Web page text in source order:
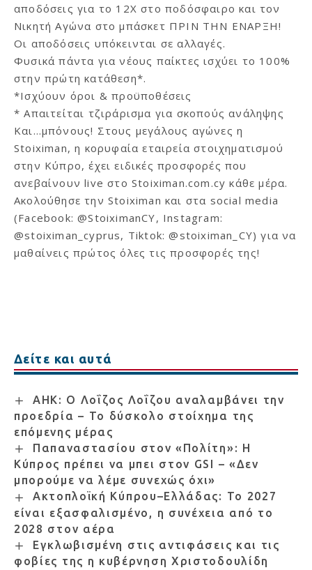
αποδόσεις για το 12Χ στο ποδόσφαιρο και τον
Νικητή Αγώνα στο μπάσκετ ΠΡΙΝ ΤΗΝ ΕΝΑΡΞΗ!
Οι αποδόσεις υπόκεινται σε αλλαγές.
Φυσικά πάντα για νέους παίκτες ισχύει το 100%
στην πρώτη κατάθεση*.
*Ισχύουν όροι & προϋποθέσεις
* Απαιτείται τζιράρισμα για σκοπούς ανάληψης
Και…μπόνους! Στους μεγάλους αγώνες η
Stoiximan, η κορυφαία εταιρεία στοιχηματισμού
στην Κύπρο, έχει ειδικές προσφορές που
ανεβαίνουν live στο Stoiximan.com.cy κάθε μέρα.
Ακολούθησε την Stoiximan και στα social media
(Facebook: @StoiximanCY, Instagram:
@stoiximan_cyprus, Tiktok: @stoiximan_CY) για να
μαθαίνεις πρώτος όλες τις προσφορές της!
Δείτε και αυτά
ΑΗΚ: Ο Λοΐζος Λοΐζου αναλαμβάνει την
προεδρία – Το δύσκολο στοίχημα της
επόμενης μέρας
Παπαναστασίου στον «Πολίτη»: Η
Κύπρος πρέπει να μπει στον GSI – «Δεν
μπορούμε να λέμε συνεχώς όχι»
Ακτοπλοϊκή Κύπρου–Ελλάδας: Το 2027
είναι εξασφαλισμένο, η συνέχεια από το
2028 στον αέρα
Εγκλωβισμένη στις αντιφάσεις και τις
φοβίες της η κυβέρνηση Χριστοδουλίδη